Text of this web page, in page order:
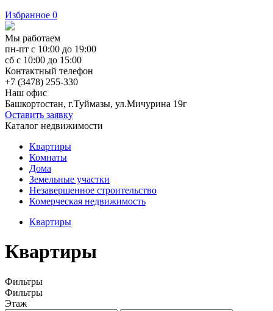
Избранное 0
Мы работаем
пн-пт с 10:00 до 19:00
сб с 10:00 до 15:00
Контактный телефон
+7 (3478) 255-330
Наш офис
Башкортостан, г.Туймазы, ул.Мичурина 19г
Оставить заявку
Каталог недвижимости
Квартиры
Комнаты
Дома
Земельные участки
Незавершенное строительство
Комерческая недвижимость
Квартиры
Квартиры
Фильтры
Фильтры
Этаж